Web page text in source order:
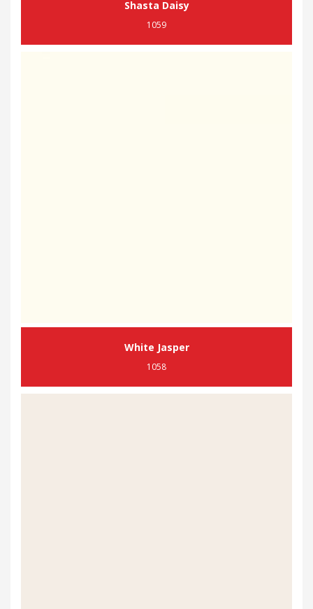
Shasta Daisy
1059
White Jasper
1058